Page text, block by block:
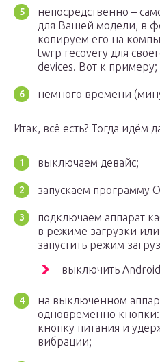
непосредственно –
для Вашей модели, в
копируем его на
twrp recovery для
devices. Вот к примеру;
немного времени
Итак, всё есть? Тогда идём
выключаем девайс;
запускаем программу
подключаем аппарат
в режиме загрузки
запустить режим
выключить
на выключенном
одновременно кнопки:
кнопку питания и
вибрации;